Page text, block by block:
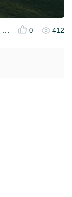
Casă modernă cu două etaje și subsol în stil minimalist 0 412